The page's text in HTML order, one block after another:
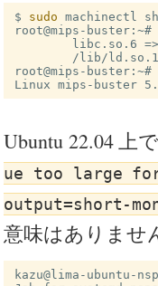
$ sudo
root@mips-buster:~#
	libc.so.6 =>
root@mips-buster:~#
Linux mips-buster
Ubuntu 22.04 上
ue too large
output=short-
意味はありませ
kazu@lima-ubuntu-